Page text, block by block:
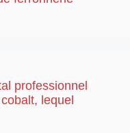
professionnel
lequel